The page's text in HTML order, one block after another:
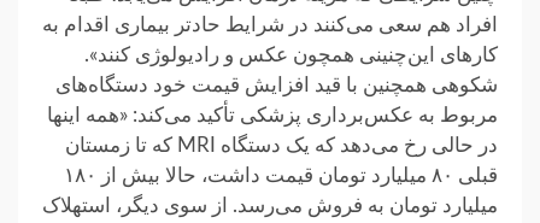
افراد هم سعی می‌کنند در شرایط حادتر بیماری اقدام به
کارهای این‌چنینی همچون عکس و رادیولوژی کنند».
شکوهی همچنین با قید افزایش قیمت خود دستگاه‌های
مربوط به عکس‌برداری پزشکی تأکید می‌کند: «همه اینها
در حالی رخ می‌دهد که یک دستگاه MRI که تا زمستان
قبلی ۸۰ میلیارد تومان قیمت داشت، حالا بیش از ۱۸۰
میلیارد تومان به فروش می‌رسد. از سوی دیگر، استهلاک